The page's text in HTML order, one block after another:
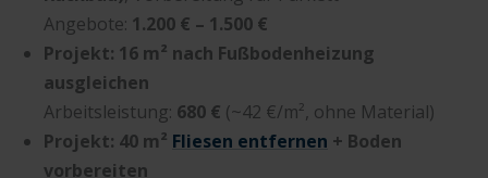
Angebote: 1.200 € – 1.500 €
Projekt: 16 m² nach Fußbodenheizung
ausgleichen
Arbeitsleistung: 680 € (~42 €/m², ohne Material)
Projekt: 40 m² Fliesen entfernen + Boden
vorbereiten